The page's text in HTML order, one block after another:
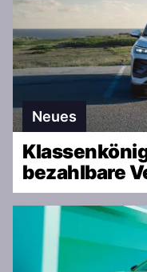
Neues
bezahlbare